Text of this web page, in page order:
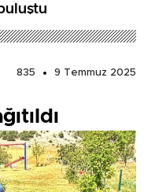
835
9 Temmuz 2025